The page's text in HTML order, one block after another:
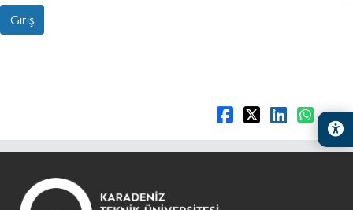
Giriş